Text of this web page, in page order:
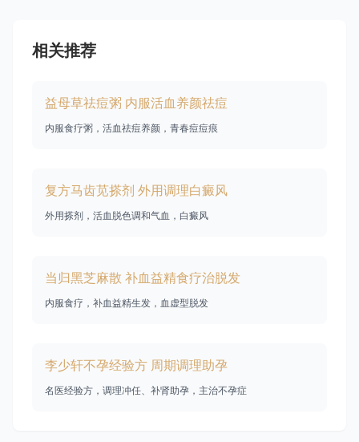
相关推荐
益母草祛痘粥 内服活血养颜祛痘
内服食疗粥，活血祛痘养颜，青春痘痘痕
复方马齿苋搽剂 外用调理白癜风
外用搽剂，活血脱色调和气血，白癜风
当归黑芝麻散 补血益精食疗治脱发
内服食疗，补血益精生发，血虚型脱发
李少轩不孕经验方 周期调理助孕
名医经验方，调理冲任、补肾助孕，主治不孕症